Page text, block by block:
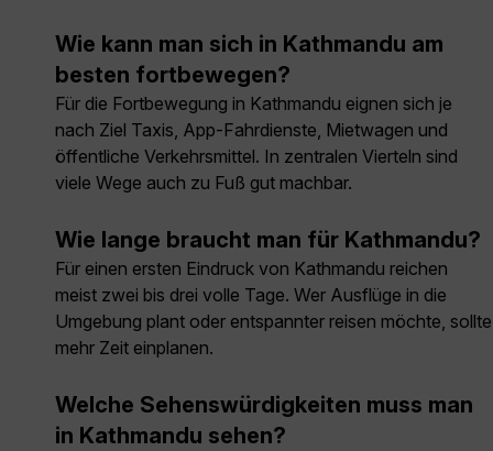
Wie kann man sich in Kathmandu am
besten fortbewegen?
Für die Fortbewegung in Kathmandu eignen sich je
nach Ziel Taxis, App-Fahrdienste, Mietwagen und
öffentliche Verkehrsmittel. In zentralen Vierteln sind
viele Wege auch zu Fuß gut machbar.
Wie lange braucht man für Kathmandu?
Für einen ersten Eindruck von Kathmandu reichen
meist zwei bis drei volle Tage. Wer Ausflüge in die
Umgebung plant oder entspannter reisen möchte, sollte
mehr Zeit einplanen.
Welche Sehenswürdigkeiten muss man
in Kathmandu sehen?